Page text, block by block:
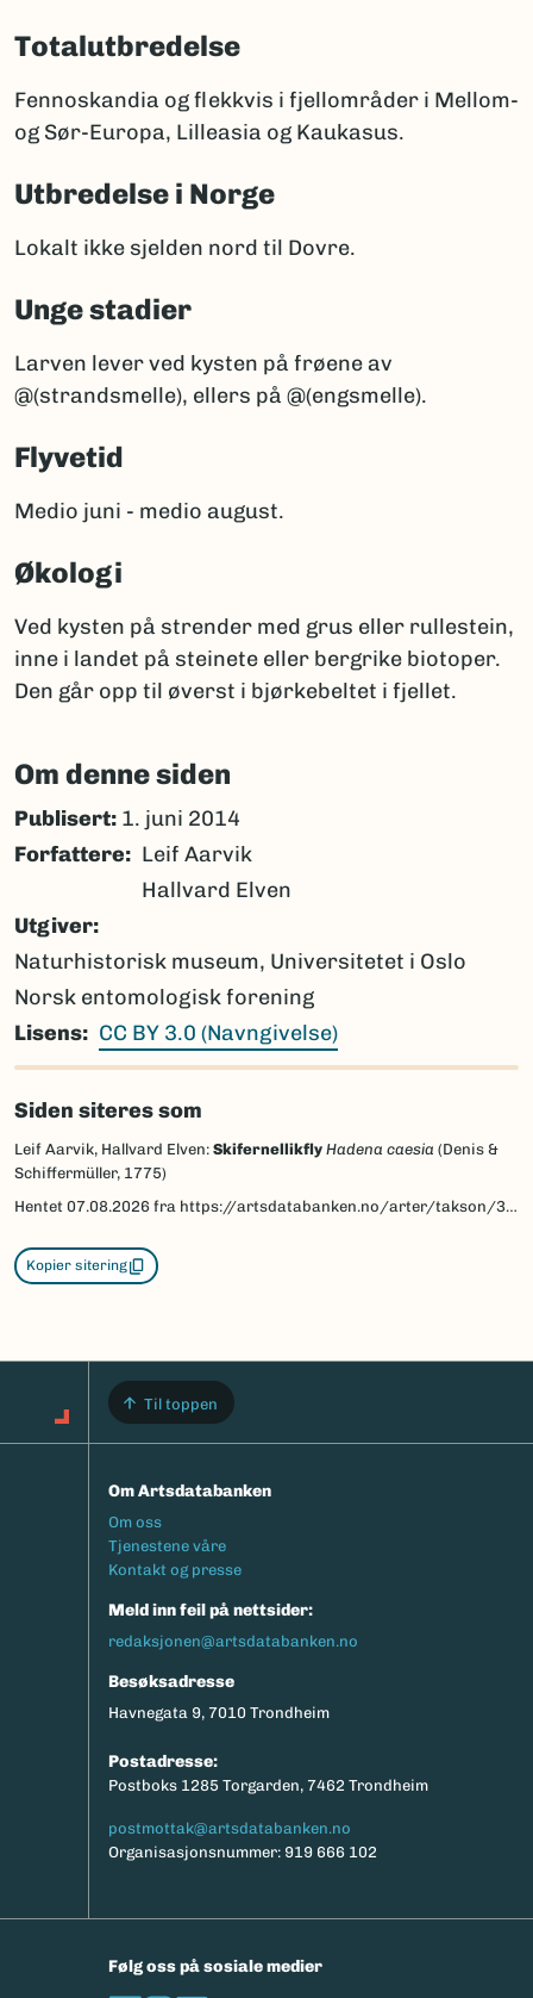
Totalutbredelse
Fennoskandia og flekkvis i fjellområder i Mellom-
og Sør-Europa, Lilleasia og Kaukasus.
Utbredelse i Norge
Lokalt ikke sjelden nord til Dovre.
Unge stadier
Larven lever ved kysten på frøene av
@(strandsmelle), ellers på @(engsmelle).
Flyvetid
Medio juni - medio august.
Økologi
Ved kysten på strender med grus eller rullestein,
inne i landet på steinete eller bergrike biotoper.
Den går opp til øverst i bjørkebeltet i fjellet.
Om denne siden
Publisert: 1. juni 2014
Forfattere
Leif Aarvik
Hallvard Elven
Utgiver
Naturhistorisk museum, Universitetet i Oslo
Norsk entomologisk forening
Lisens
CC BY 3.0 (Navngivelse)
Siden siteres som
Leif Aarvik, Hallvard Elven: Skifernellikfly Hadena caesia (Denis &
Schiffermüller, 1775)
Hentet 07.08.2026 fra https://artsdatabanken.no/arter/takson/30887/beskrivelse
Kopier sitering
Til toppen
Om Artsdatabanken
Footermeny
Om oss
Tjenestene våre
Kontakt og presse
Meld inn feil på nettsider:
redaksjonen@artsdatabanken.no
Besøksadresse
Havnegata 9, 7010 Trondheim
Postadresse:
Postboks 1285 Torgarden, 7462 Trondheim
postmottak@artsdatabanken.no
Organisasjonsnummer: 919 666 102
Følg oss på sosiale medier